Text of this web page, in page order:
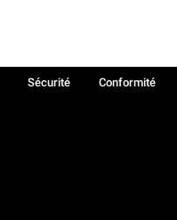
Sécurité
Conformité